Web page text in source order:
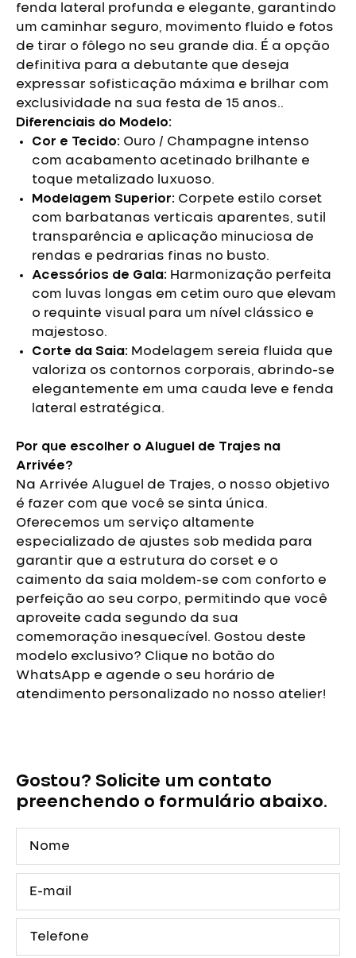
fenda lateral profunda e elegante, garantindo
um caminhar seguro, movimento fluido e fotos
de tirar o fôlego no seu grande dia. É a opção
definitiva para a debutante que deseja
expressar sofisticação máxima e brilhar com
exclusividade na sua festa de 15 anos..
Diferenciais do Modelo:
Cor e Tecido: Ouro / Champagne intenso
com acabamento acetinado brilhante e
toque metalizado luxuoso.
Modelagem Superior: Corpete estilo corset
com barbatanas verticais aparentes, sutil
transparência e aplicação minuciosa de
rendas e pedrarias finas no busto.
Acessórios de Gala: Harmonização perfeita
com luvas longas em cetim ouro que elevam
o requinte visual para um nível clássico e
majestoso.
Corte da Saia: Modelagem sereia fluida que
valoriza os contornos corporais, abrindo-se
elegantemente em uma cauda leve e fenda
lateral estratégica.
Por que escolher o Aluguel de Trajes na
Arrivée?
Na Arrivée Aluguel de Trajes, o nosso objetivo
é fazer com que você se sinta única.
Oferecemos um serviço altamente
especializado de ajustes sob medida para
garantir que a estrutura do corset e o
caimento da saia moldem-se com conforto e
perfeição ao seu corpo, permitindo que você
aproveite cada segundo da sua
comemoração inesquecível. Gostou deste
modelo exclusivo? Clique no botão do
WhatsApp e agende o seu horário de
atendimento personalizado no nosso atelier!
Ouro
Sereia
Gostou? Solicite um contato
preenchendo o formulário abaixo.
mail